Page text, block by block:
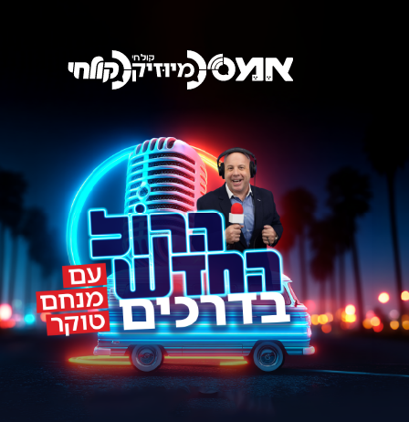
השופטים, התזמורת ואנחנו מגיעים עד אליך. לך נשאר רק לשיר.